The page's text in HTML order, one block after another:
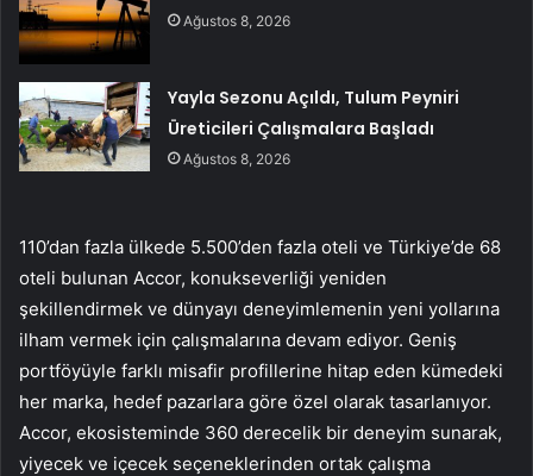
Ağustos 8, 2026
Yayla Sezonu Açıldı, Tulum Peyniri
Üreticileri Çalışmalara Başladı
Ağustos 8, 2026
110’dan fazla ülkede 5.500’den fazla oteli ve Türkiye’de 68
oteli bulunan Accor, konukseverliği yeniden
şekillendirmek ve dünyayı deneyimlemenin yeni yollarına
ilham vermek için çalışmalarına devam ediyor. Geniş
portföyüyle farklı misafir profillerine hitap eden kümedeki
her marka, hedef pazarlara göre özel olarak tasarlanıyor.
Accor, ekosisteminde 360 ​​derecelik bir deneyim sunarak,
yiyecek ve içecek seçeneklerinden ortak çalışma